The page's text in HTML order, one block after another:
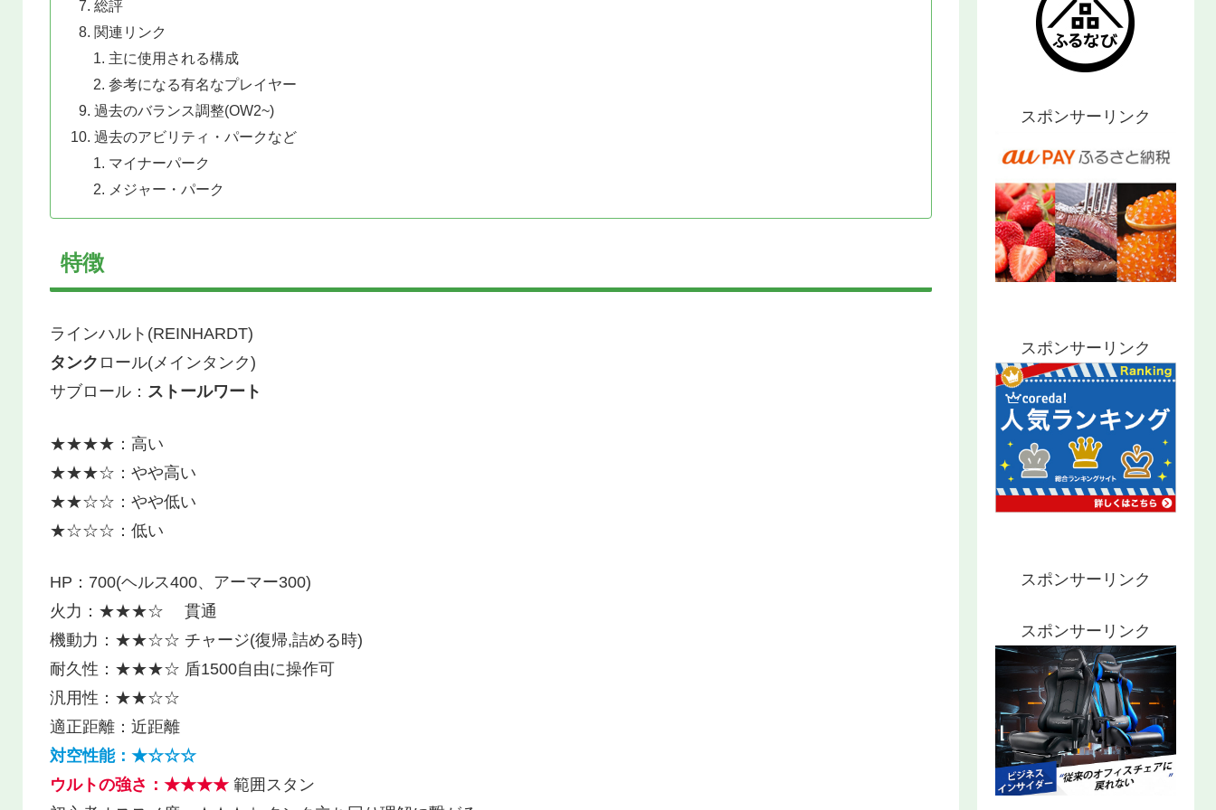
総評
関連リンク
主に使用される構成
参考になる有名なプレイヤー
過去のバランス調整(OW2~)
過去のアビリティ・パークなど
マイナーパーク
メジャー・パーク
特徴
ラインハルト(REINHARDT)
タンク ロール(メインタンク)
サブロール： ストールワート
★★★★：高い
★★★☆：やや高い
★★☆☆：やや低い
★☆☆☆：低い
HP：700(ヘルス400、アーマー300)
火力：★★★☆ 貫通
機動力：★★☆☆ チャージ(復帰,詰める時)
耐久性：★★★☆ 盾1500自由に操作可
汎用性：★★☆☆
適正距離：近距離
対空性能：★☆☆☆
ウルトの強さ：★★★★範囲スタン
スポンサーリンク
スポンサーリンク
スポンサーリンク
スポンサーリンク